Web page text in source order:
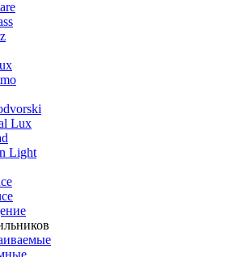
Lux
Light